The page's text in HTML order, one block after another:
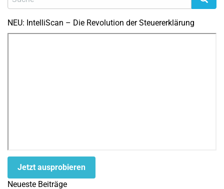
NEU: IntelliScan – Die Revolution der Steuererklärung
Jetzt ausprobieren
Neueste Beiträge